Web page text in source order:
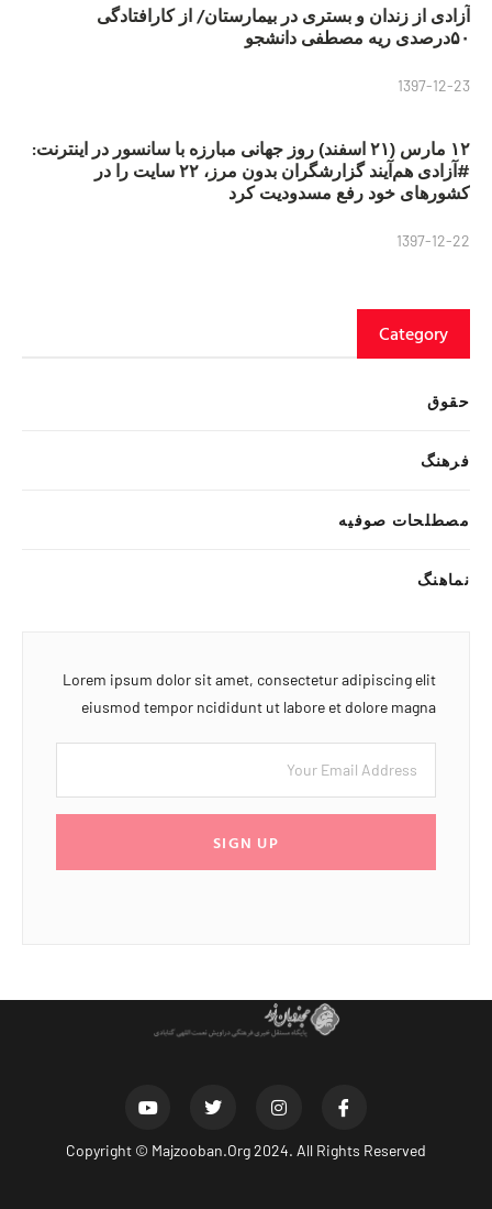
آزادی از زندان و بستری در بیمارستان/ از کارافتادگی
۵۰درصدی ریه مصطفی دانشجو
1397-12-23
۱۲ مارس (۲۱ اسفند) روز جهانی مبارزه با سانسور در اینترنت:
#آزادی هم‌آیند گزارشگران‌ بدون مرز، ۲۲ سایت را در
کشورهای خود رفع مسدودیت کرد
1397-12-22
Category
حقوق
فرهنگ
مصطلحات صوفیه
نماهنگ
Lorem ipsum dolor sit amet, consectetur adipiscing elit
eiusmod tempor ncididunt ut labore et dolore magna
SIGN UP
Copyright © Majzooban.Org2024. All Rights Reserved